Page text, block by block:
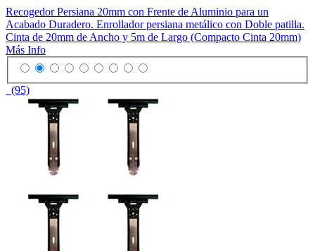
Recogedor Persiana 20mm con Frente de Aluminio para un
Acabado Duradero. Enrollador persiana metálico con Doble patilla.
Cinta de 20mm de Ancho y 5m de Largo (Compacto Cinta 20mm)
Más Info
(95)